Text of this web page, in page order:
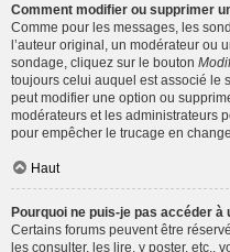
Comment modifier ou supprimer
Comme pour les messages, les
l’auteur original, un modérateur ou
sondage, cliquez sur le bouton
toujours celui auquel est associé le
peut modifier une option ou
modérateurs et les administrateurs
pour empêcher le trucage en
Haut
Pourquoi ne puis-je pas accéder à
Certains forums peuvent être
les consulter, les lire, y poster, etc.,